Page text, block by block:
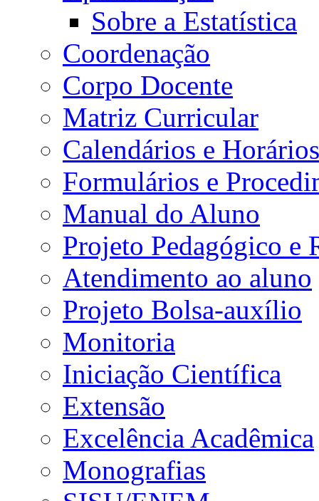
Sobre a Estatística
Coordenação
Corpo Docente
Matriz Curricular
Calendários e Horários
Formulários e
Manual do Aluno
Projeto Pedagógico e
Atendimento ao aluno
Projeto Bolsa-auxílio
Monitoria
Iniciação Científica
Extensão
Excelência Acadêmica
Monografias